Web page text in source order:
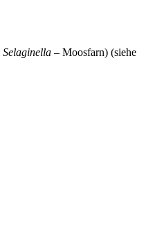
Selaginella – Moosfarn) (siehe